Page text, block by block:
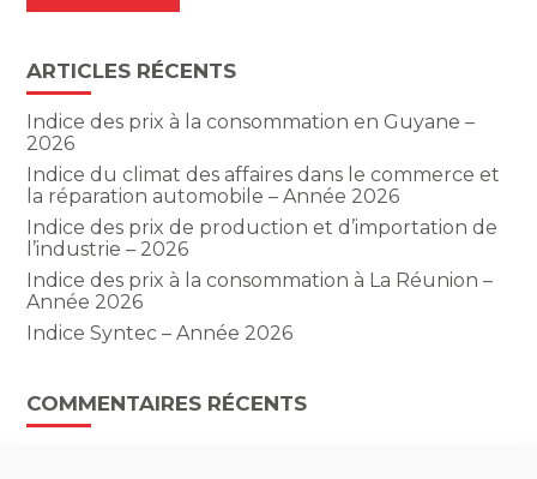
ARTICLES RÉCENTS
Indice des prix à la consommation en Guyane –
2026
Indice du climat des affaires dans le commerce et
la réparation automobile – Année 2026
Indice des prix de production et d’importation de
l’industrie – 2026
Indice des prix à la consommation à La Réunion –
Année 2026
Indice Syntec – Année 2026
COMMENTAIRES RÉCENTS